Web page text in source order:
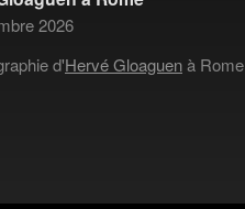
2026
d'Hervé Gloaguenà Rome